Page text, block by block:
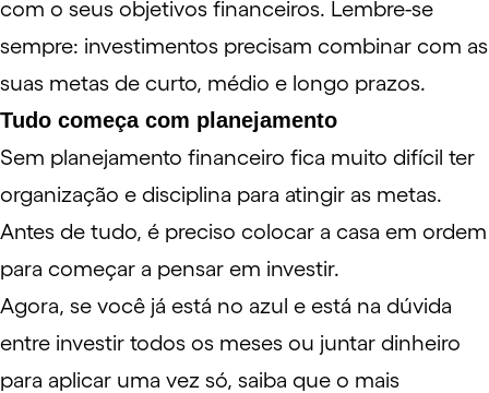
com o seus objetivos financeiros. Lembre-se
sempre: investimentos precisam combinar com as
suas metas de curto, médio e longo prazos.
Tudo começa com planejamento
Sem planejamento financeiro fica muito difícil ter
organização e disciplina para atingir as metas.
Antes de tudo, é preciso colocar a casa em ordem
para começar a pensar em investir.
Agora, se você já está no azul e está na dúvida
entre investir todos os meses ou juntar dinheiro
para aplicar uma vez só, saiba que o mais